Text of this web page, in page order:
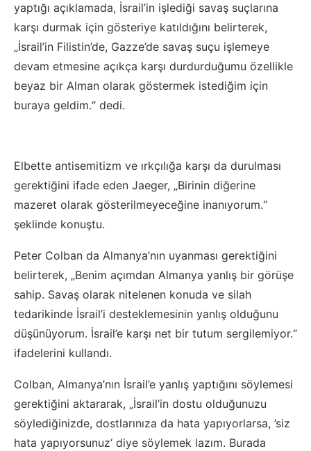
yaptığı açıklamada, İsrail’in işlediği savaş suçlarına
karşı durmak için gösteriye katıldığını belirterek,
„İsrail’in Filistin’de, Gazze’de savaş suçu işlemeye
devam etmesine açıkça karşı durdurduğumu özellikle
beyaz bir Alman olarak göstermek istediğim için
buraya geldim.“ dedi.
Elbette antisemitizm ve ırkçılığa karşı da durulması
gerektiğini ifade eden Jaeger, „Birinin diğerine
mazeret olarak gösterilmeyeceğine inanıyorum.“
şeklinde konuştu.
Peter Colban da Almanya’nın uyanması gerektiğini
belirterek, „Benim açımdan Almanya yanlış bir görüşe
sahip. Savaş olarak nitelenen konuda ve silah
tedarikinde İsrail’i desteklemesinin yanlış olduğunu
düşünüyorum. İsrail’e karşı net bir tutum sergilemiyor.“
ifadelerini kullandı.
Colban, Almanya’nın İsrail’e yanlış yaptığını söylemesi
gerektiğini aktararak, „İsrail’in dostu olduğunuzu
söylediğinizde, dostlarınıza da hata yapıyorlarsa, ’siz
hata yapıyorsunuz‘ diye söylemek lazım. Burada